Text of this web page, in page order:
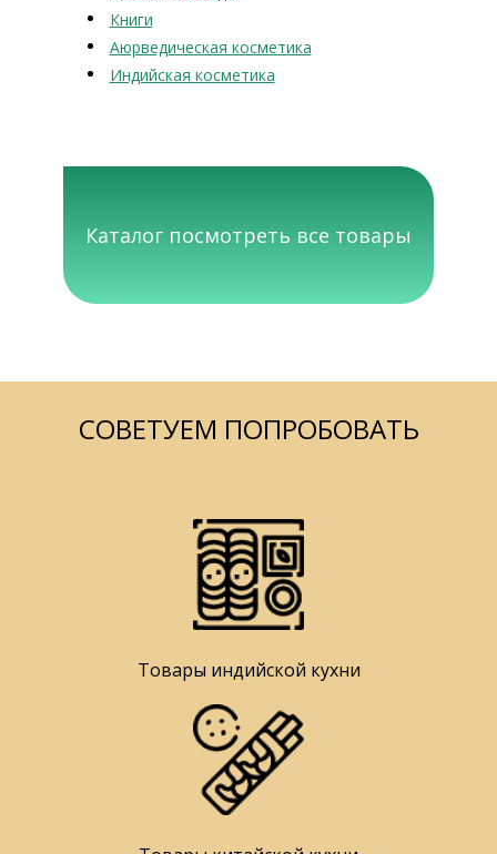
Книги
Аюрведическая косметика
Индийская косметика
Каталог посмотреть все товары
СОВЕТУЕМ ПОПРОБОВАТЬ
Товары индийской кухни